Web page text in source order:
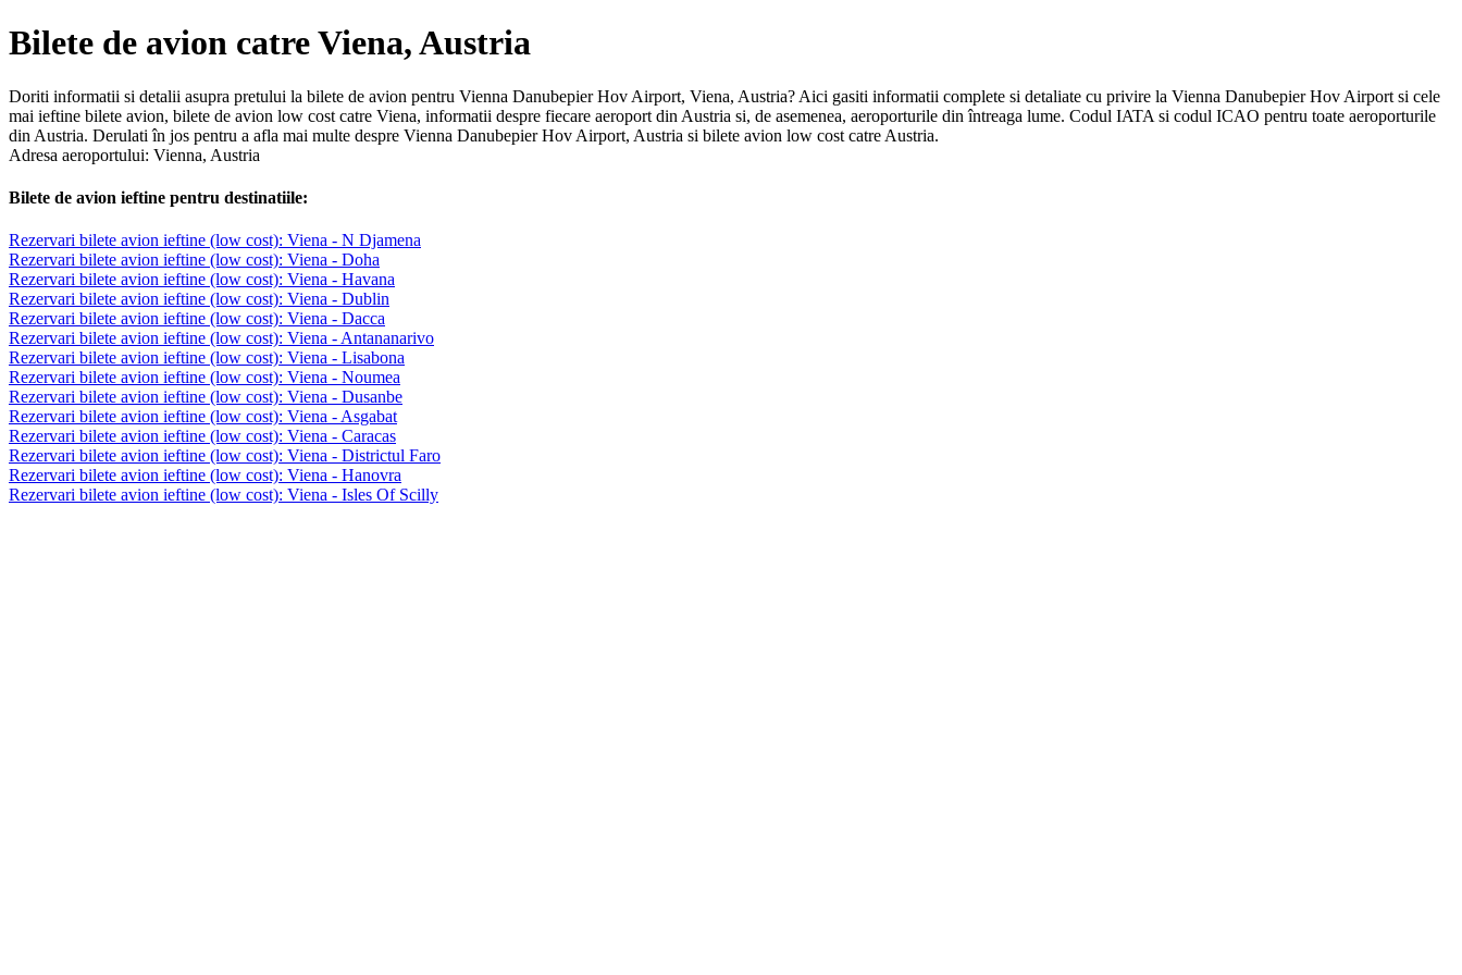
Bilete de avion catre Viena, Austria
Doriti informatii si detalii asupra pretului la bilete de avion pentru Vienna Danubepier Hov Airport, Viena, Austria? Aici gasiti informatii complete si detaliate cu privire la Vienna Danubepier Hov Airport si cele
mai ieftine bilete avion, bilete de avion low cost catre Viena, informatii despre fiecare aeroport din Austria si, de asemenea, aeroporturile din întreaga lume. Codul IATA si codul ICAO pentru toate aeroporturile
din Austria. Derulati în jos pentru a afla mai multe despre Vienna Danubepier Hov Airport, Austria si bilete avion low cost catre Austria.
Adresa aeroportului: Vienna, Austria
Bilete de avion ieftine pentru destinatiile:
Rezervari bilete avion ieftine (low cost): Viena - N Djamena
Rezervari bilete avion ieftine (low cost): Viena - Doha
Rezervari bilete avion ieftine (low cost): Viena - Havana
Rezervari bilete avion ieftine (low cost): Viena - Dublin
Rezervari bilete avion ieftine (low cost): Viena - Dacca
Rezervari bilete avion ieftine (low cost): Viena - Antananarivo
Rezervari bilete avion ieftine (low cost): Viena - Lisabona
Rezervari bilete avion ieftine (low cost): Viena - Noumea
Rezervari bilete avion ieftine (low cost): Viena - Dusanbe
Rezervari bilete avion ieftine (low cost): Viena - Asgabat
Rezervari bilete avion ieftine (low cost): Viena - Caracas
Rezervari bilete avion ieftine (low cost): Viena - Districtul Faro
Rezervari bilete avion ieftine (low cost): Viena - Hanovra
Rezervari bilete avion ieftine (low cost): Viena - Isles Of Scilly